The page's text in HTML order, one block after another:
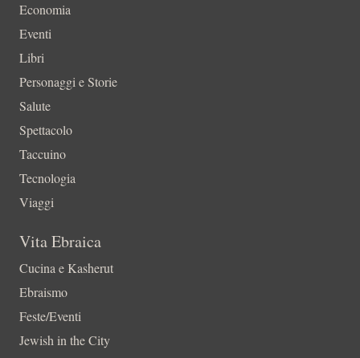
Economia
Eventi
Libri
Personaggi e Storie
Salute
Spettacolo
Taccuino
Tecnologia
Viaggi
Vita Ebraica
Cucina e Kasherut
Ebraismo
Feste/Eventi
Jewish in the City